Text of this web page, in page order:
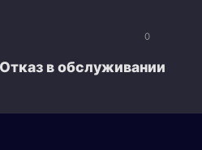
0
в обслуживании